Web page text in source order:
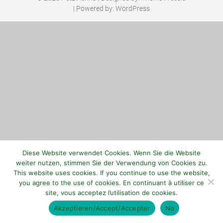
| Powered by: WordPress
Diese Website verwendet Cookies. Wenn Sie die Website
weiter nutzen, stimmen Sie der Verwendung von Cookies zu.
This website uses cookies. If you continue to use the website,
you agree to the use of cookies. En continuant à utiliser ce
site, vous acceptez l’utilisation de cookies.
Akzeptieren/Accept/Accepter
No